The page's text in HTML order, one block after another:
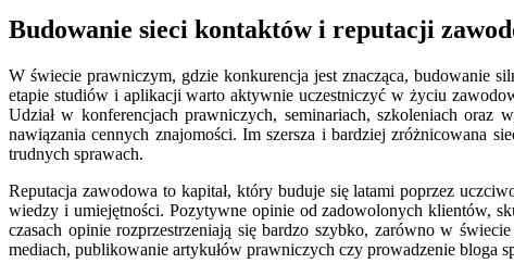
Budowanie sieci kontaktów i reputacji
W świecie prawniczym, gdzie konkurencja jest znacząca, budowanie
etapie studiów i aplikacji warto aktywnie uczestniczyć w życiu
Udział w konferencjach prawniczych, seminariach, szkoleniach oraz
nawiązania cennych znajomości. Im szersza i bardziej zróżnicowana
trudnych sprawach.
Reputacja zawodowa to kapitał, który buduje się latami poprzez
wiedzy i umiejętności. Pozytywne opinie od zadowolonych klientów,
czasach opinie rozprzestrzeniają się bardzo szybko, zarówno w
mediach, publikowanie artykułów prawniczych czy prowadzenie bloga